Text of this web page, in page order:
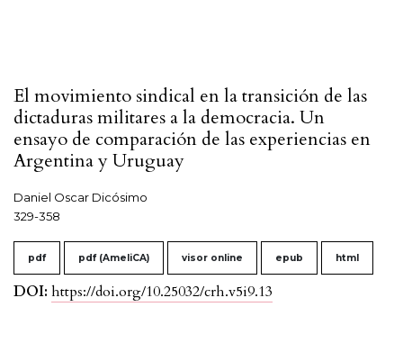
El movimiento sindical en la transición de las
dictaduras militares a la democracia. Un
ensayo de comparación de las experiencias en
Argentina y Uruguay
Daniel Oscar Dicósimo
329-358
pdf pdf (AmeliCA) visor online epub html
DOI: https://doi.org/10.25032/crh.v5i9.13